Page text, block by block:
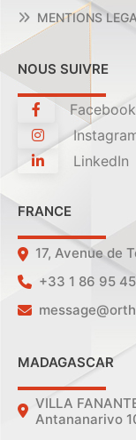
MENTIONS
NOUS SUIVRE
Facebook
LinkedIn
FRANCE
17, Avenue de
+33 1 86 95
MADAGASCAR
VILLA
Antananarivo